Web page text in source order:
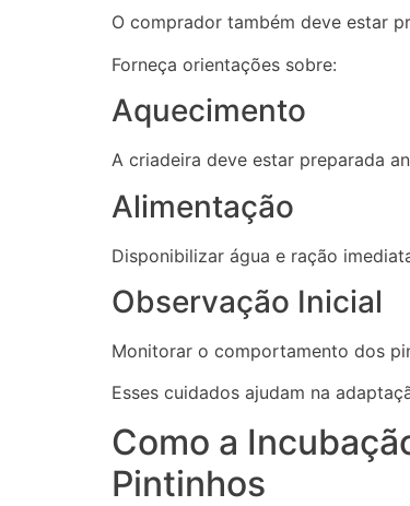
O comprador também deve estar
Forneça orientações sobre:
Aquecimento
A criadeira deve estar preparada
Alimentação
Disponibilizar água e ração
Observação Inicial
Monitorar o comportamento dos
Esses cuidados ajudam na
Como a
Pintinhos